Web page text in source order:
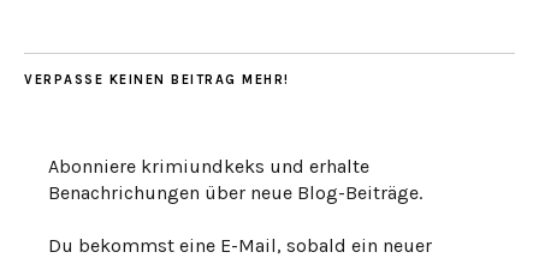
VERPASSE KEINEN BEITRAG MEHR!
Abonniere krimiundkeks und erhalte
Benachrichungen über neue Blog-Beiträge.
Du bekommst eine E-Mail, sobald ein neuer